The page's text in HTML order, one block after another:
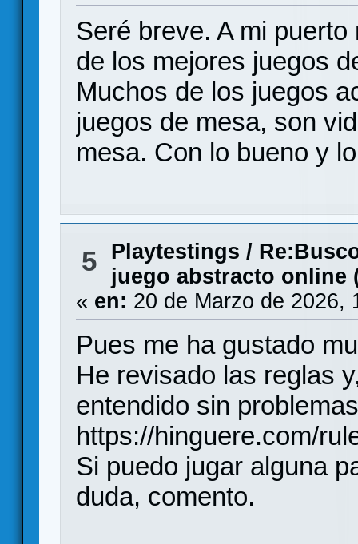
Seré breve. A mi
de los mejores juegos
Muchos de los juegos
juegos de mesa, son
mesa. Con lo bueno y
5 Playtestings /
juego abstracto online
« en: 20 de Marzo de 2026,
Pues me ha gustado
He revisado las reglas
entendido sin
https://hinguere.com/
Si puedo jugar alguna
duda, comento.